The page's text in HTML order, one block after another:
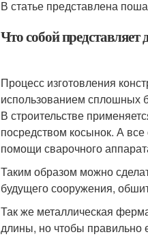
В статье представлена
Что собой
Процесс изготовления
использованием сплошных
В строительстве
посредством косынок. А
помощи сварочного
Таким образом можно
будущего сооружения,
Так же металлическая
длины, но чтобы правильно